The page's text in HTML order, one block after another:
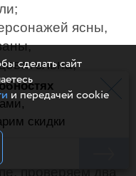
ясны,
магическая,
сторона
элементов,
проверяем два
скидки
сделать сайт
и передачей cookie